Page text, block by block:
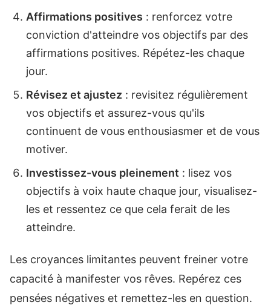
Affirmations positives : renforcez votre
conviction d'atteindre vos objectifs par des
affirmations positives. Répétez-les chaque
jour.
Révisez et ajustez : revisitez régulièrement
vos objectifs et assurez-vous qu'ils
continuent de vous enthousiasmer et de vous
motiver.
Investissez-vous pleinement : lisez vos
objectifs à voix haute chaque jour, visualisez-
les et ressentez ce que cela ferait de les
atteindre.
Les croyances limitantes peuvent freiner votre
capacité à manifester vos rêves. Repérez ces
pensées négatives et remettez-les en question.